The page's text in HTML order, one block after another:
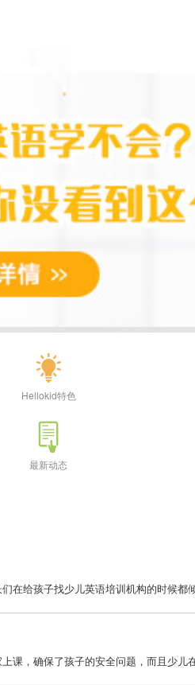
Hellokid特色
最新动态
在给孩子找少儿英语培训机构的时候
课，确保了孩子的安全问题，而且少